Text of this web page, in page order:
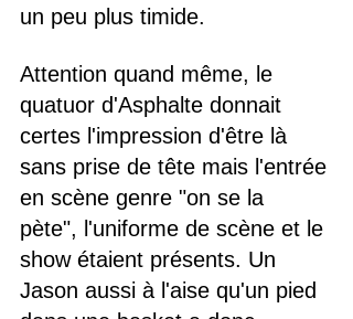
un peu plus timide.
Attention quand même, le
quatuor d'Asphalte donnait
certes l'impression d'être là
sans prise de tête mais l'entrée
en scène genre "on se la
pète", l'uniforme de scène et le
show étaient présents. Un
Jason aussi à l'aise qu'un pied